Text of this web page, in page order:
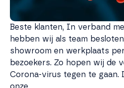
Beste klanten, In verband
hebben wij als team
showroom en werkplaats
bezoekers. Zo hopen wij de
Corona-virus tegen te gaan.